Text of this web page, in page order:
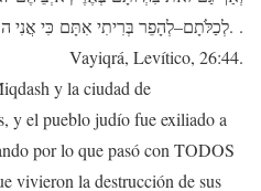
לְכַלֹּתָם–לְהָפֵר בְּרִיתִי אִתָּם כִּי אֲנִי ה‘אֱלֹקיהֶם. .
Vayiqrá, Levítico, 26:44.
y la ciudad de
y el pueblo judío fue exiliado a
por lo que pasó con TODOS
vivieron la destrucción de sus